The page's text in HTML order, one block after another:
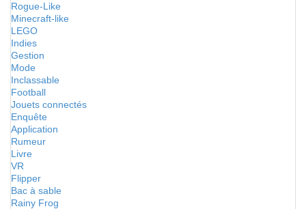
Rogue-Like
Minecraft-like
LEGO
Indies
Gestion
Mode
Inclassable
Football
Jouets connectés
Enquête
Application
Rumeur
Livre
VR
Flipper
Bac à sable
Rainy Frog